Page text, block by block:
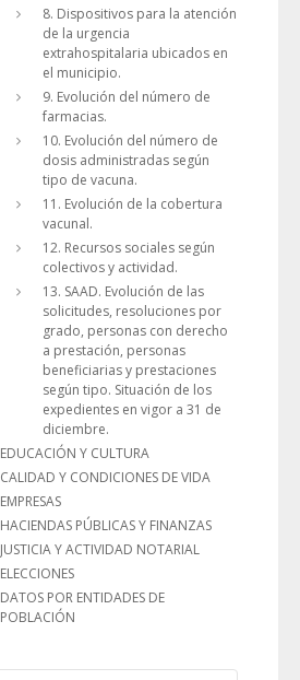
8. Dispositivos para la atención
de la urgencia
extrahospitalaria ubicados en
el municipio.
9. Evolución del número de
farmacias.
10. Evolución del número de
dosis administradas según
tipo de vacuna.
11. Evolución de la cobertura
vacunal.
12. Recursos sociales según
colectivos y actividad.
13. SAAD. Evolución de las
solicitudes, resoluciones por
grado, personas con derecho
a prestación, personas
beneficiarias y prestaciones
según tipo. Situación de los
expedientes en vigor a 31 de
diciembre.
EDUCACIÓN Y CULTURA
CALIDAD Y CONDICIONES DE VIDA
EMPRESAS
HACIENDAS PÚBLICAS Y FINANZAS
JUSTICIA Y ACTIVIDAD NOTARIAL
ELECCIONES
DATOS POR ENTIDADES DE
POBLACIÓN